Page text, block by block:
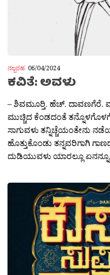
ನಲ್ಬರಹ 06/04/2024
ಕವಿತೆ: ಅವಳು
– ಶಿವಮೂರ‍್ತಿ. ಹೆಚ್. ದಾವಣಗೆರೆ.
ಮುಚ್ಚಿದ ಕೆಂಡದಂತೆ
ಸಾಗುವಳು ತನ್ನಿಚ್ಚೆಯಂತೇನು
ಹೊತ್ತುಕೊಂಡು ತನ್ನವರಿಗಾಗಿ
ದುಡಿಯುವಳು ಯಾರಲ್ಲೂ